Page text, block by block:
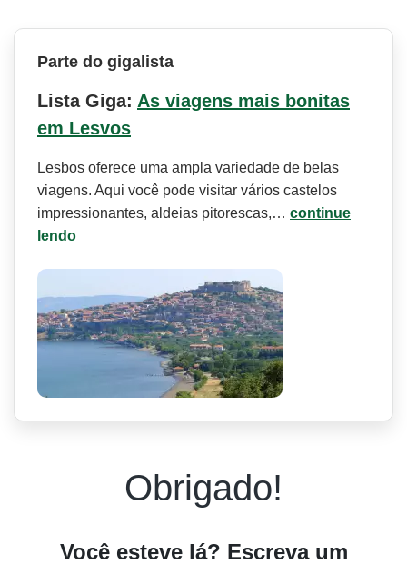
Parte do gigalista
Lista Giga: As viagens mais bonitas
em Lesvos
Lesbos oferece uma ampla variedade de belas
viagens. Aqui você pode visitar vários castelos
impressionantes, aldeias pitorescas,… continue
lendo
Obrigado!
Você esteve lá? Escreva um